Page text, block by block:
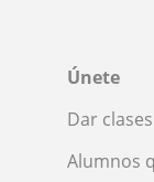
Únete
Dar
Alumnos